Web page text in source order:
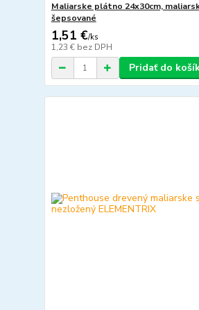
Maliarske plátno 24x30cm,
šepsované
1,51 €/ks
1,23 € bez DPH
Pridať do